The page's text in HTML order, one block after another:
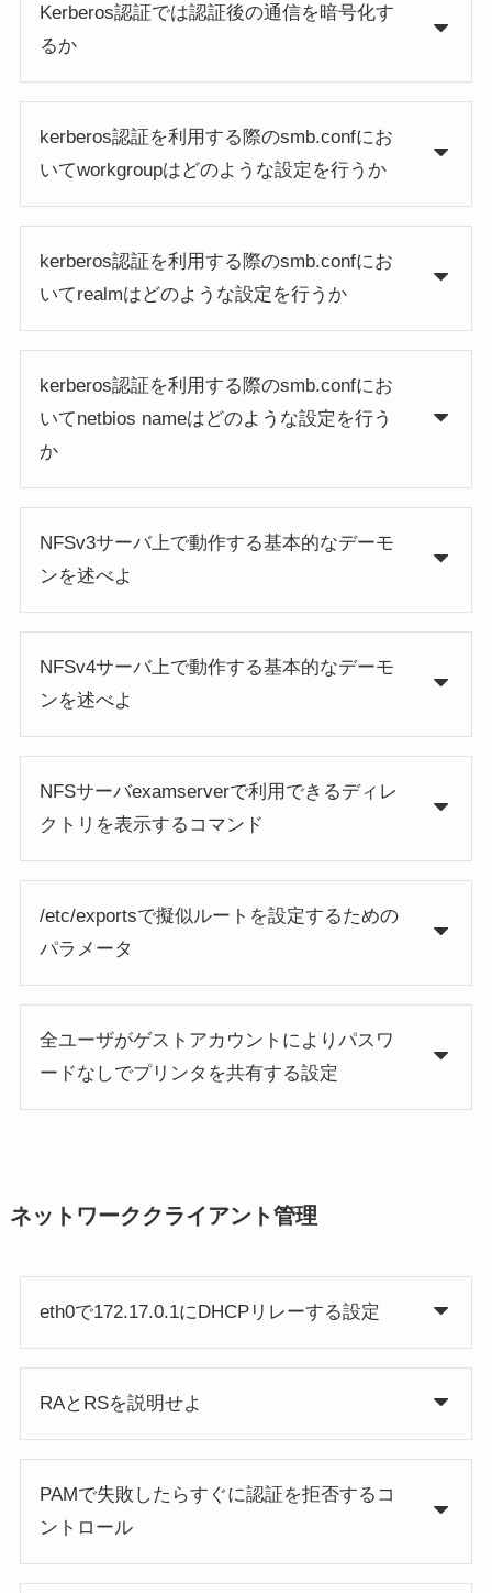
Kerberos認証では認証後の通信を暗号化す
るか
kerberos認証を利用する際のsmb.confにお
いてworkgroupはどのような設定を行うか
kerberos認証を利用する際のsmb.confにお
いてrealmはどのような設定を行うか
kerberos認証を利用する際のsmb.confにお
いてnetbios nameはどのような設定を行う
か
NFSv3サーバ上で動作する基本的なデーモ
ンを述べよ
NFSv4サーバ上で動作する基本的なデーモ
ンを述べよ
NFSサーバexamserverで利用できるディレ
クトリを表示するコマンド
/etc/exportsで擬似ルートを設定するための
パラメータ
全ユーザがゲストアカウントによりパスワ
ードなしでプリンタを共有する設定
ネットワーククライアント管理
eth0で172.17.0.1にDHCPリレーする設定
RAとRSを説明せよ
PAMで失敗したらすぐに認証を拒否するコ
ントロール